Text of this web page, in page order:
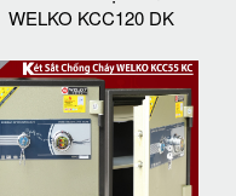
WELKO KCC120 DK